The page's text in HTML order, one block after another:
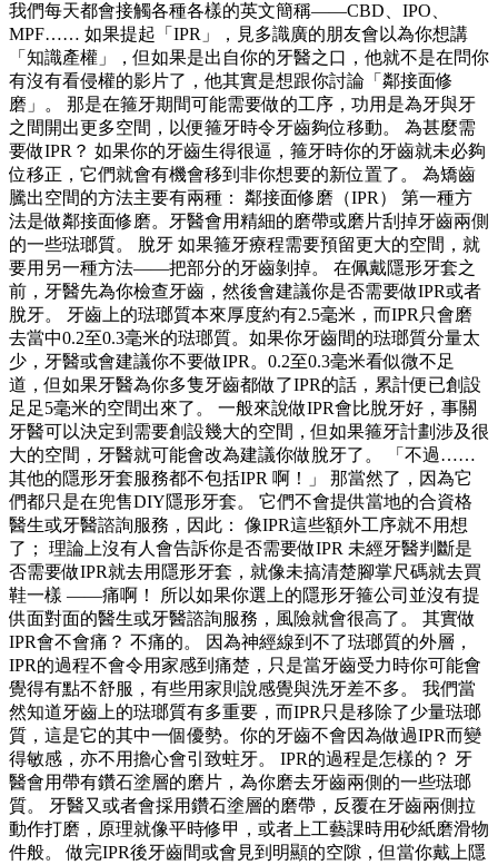
我們每天都會接觸各種各樣的英文簡稱——CBD、IPO、
MPF…… 如果提起「IPR」，見多識廣的朋友會以為你想講
「知識產權」，但如果是出自你的牙醫之口，他就不是在問你
有沒有看侵權的影片了，他其實是想跟你討論「鄰接面修
磨」。 那是在箍牙期間可能需要做的工序，功用是為牙與牙
之間開出更多空間，以便箍牙時令牙齒夠位移動。 為甚麼需
要做IPR？ 如果你的牙齒生得很逼，箍牙時你的牙齒就未必夠
位移正，它們就會有機會移到非你想要的新位置了。 為矯齒
騰出空間的方法主要有兩種： 鄰接面修磨（IPR） 第一種方
法是做鄰接面修磨。牙醫會用精細的磨帶或磨片刮掉牙齒兩側
的一些琺瑯質。 脫牙 如果箍牙療程需要預留更大的空間，就
要用另一種方法——把部分的牙齒剝掉。 在佩戴隱形牙套之
前，牙醫先為你檢查牙齒，然後會建議你是否需要做IPR或者
脫牙。 牙齒上的琺瑯質本來厚度約有2.5毫米，而IPR只會磨
去當中0.2至0.3毫米的琺瑯質。如果你牙齒間的琺瑯質分量太
少，牙醫或會建議你不要做IPR。0.2至0.3毫米看似微不足
道，但如果牙醫為你多隻牙齒都做了IPR的話，累計便已創設
足足5毫米的空間出來了。 一般來說做IPR會比脫牙好，事關
牙醫可以決定到需要創設幾大的空間，但如果箍牙計劃涉及很
大的空間，牙醫就可能會改為建議你做脫牙了。 「不過……
其他的隱形牙套服務都不包括IPR 啊！」 那當然了，因為它
們都只是在兜售DIY隱形牙套。 它們不會提供當地的合資格
醫生或牙醫諮詢服務，因此： 像IPR這些額外工序就不用想
了； 理論上沒有人會告訴你是否需要做IPR 未經牙醫判斷是
否需要做IPR就去用隱形牙套，就像未搞清楚腳掌尺碼就去買
鞋一樣 ——痛啊！ 所以如果你選上的隱形牙箍公司並沒有提
供面對面的醫生或牙醫諮詢服務，風險就會很高了。 其實做
IPR會不會痛？ 不痛的。 因為神經線到不了琺瑯質的外層，
IPR的過程不會令用家感到痛楚，只是當牙齒受力時你可能會
覺得有點不舒服，有些用家則說感覺與洗牙差不多。 我們當
然知道牙齒上的琺瑯質有多重要，而IPR只是移除了少量琺瑯
質，這是它的其中一個優勢。你的牙齒不會因為做過IPR而變
得敏感，亦不用擔心會引致蛀牙。 IPR的過程是怎樣的？ 牙
醫會用帶有鑽石塗層的磨片，為你磨去牙齒兩側的一些琺瑯
質。 牙醫又或者會採用鑽石塗層的磨帶，反覆在牙齒兩側拉
動作打磨，原理就像平時修甲，或者上工藝課時用砂紙磨滑物
件般。 做完IPR後牙齒間或會見到明顯的空隙，但當你戴上隱